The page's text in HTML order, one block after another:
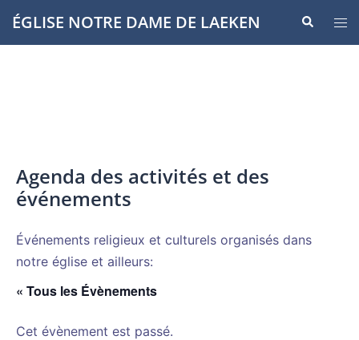
Aller
auÉGLISE NOTRE DAME DE LAEKEN
le
Agenda des activités et des
événements
Événements religieux et culturels organisés dans
notre église et ailleurs:
« Tous les Évènements
Cet évènement est passé.